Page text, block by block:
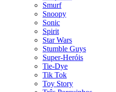
Smurf
Snoopy
Sonic
Spirit
Star Wars
Stumble Guys
Super-Heróis
Tie-Dye
Tik Tok
Toy Story